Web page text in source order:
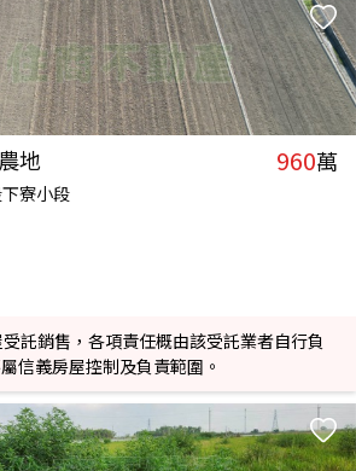
地 960萬
寮小段
託銷售，各項責任概由該受託業者自行負
信義房屋控制及負責範圍。